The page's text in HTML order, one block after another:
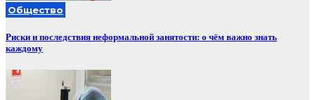
Общество
Риски и последствия неформальной занятости: о чём важно знать
каждому